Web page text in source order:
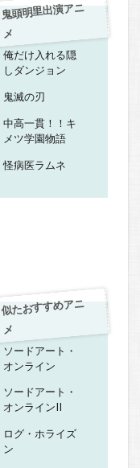
鬼頭明里出演アニ
メ
俺だけ入れる隠
しダンジョン
鬼滅の刃
中高一貫！！キ
メツ学園物語
怪病医ラムネ
似たおすすめアニ
メ
ソードアート・
オンライン
ソードアート・
オンラインII
ログ・ホライズ
ン